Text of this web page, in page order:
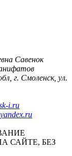
Савенок
г. Смоленск, ул.
i.ru
САЙТЕ, БЕЗ